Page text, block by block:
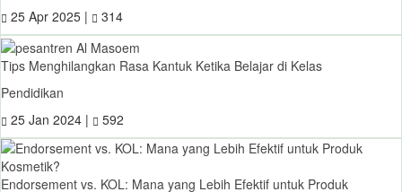
25 Apr 2025 |
314
Tips Menghilangkan Rasa Kantuk Ketika Belajar di Kelas
Pendidikan
25 Jan 2024 |
592
Endorsement vs. KOL: Mana yang Lebih Efektif untuk Produk